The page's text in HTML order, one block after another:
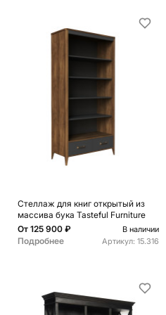
Стеллаж для книг открытый из
массива бука Tasteful Furniture
От 125 900 ₽ В наличии
Подробнее Артикул: 15.316